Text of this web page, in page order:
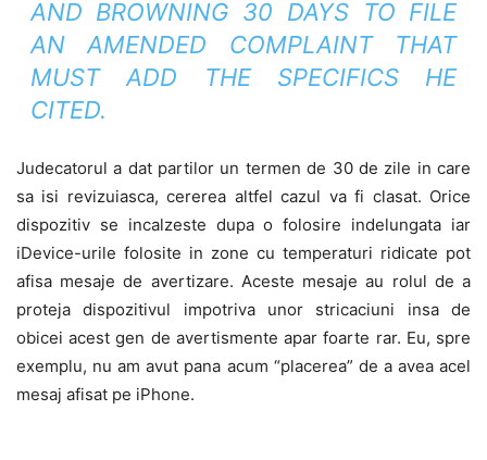
AND BROWNING 30 DAYS TO FILE
AN AMENDED COMPLAINT THAT
MUST ADD THE SPECIFICS HE
CITED.
Judecatorul a dat partilor un termen de 30 de zile in care
sa isi revizuiasca, cererea altfel cazul va fi clasat. Orice
dispozitiv se incalzeste dupa o folosire indelungata iar
iDevice-urile folosite in zone cu temperaturi ridicate pot
afisa mesaje de avertizare. Aceste mesaje au rolul de a
proteja dispozitivul impotriva unor stricaciuni insa de
obicei acest gen de avertismente apar foarte rar. Eu, spre
exemplu, nu am avut pana acum “placerea” de a avea acel
mesaj afisat pe iPhone.